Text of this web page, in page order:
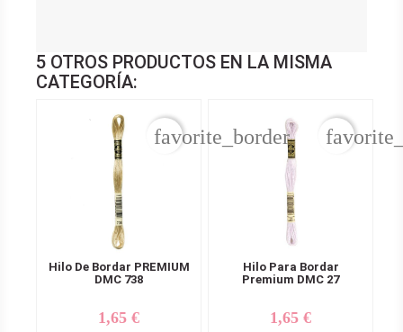
5 OTROS PRODUCTOS EN LA MISMA
CATEGORÍA:
Hilo De Bordar PREMIUM
DMC 738
Precio
1,65 €
favorite_border
Hilo Para Bordar
Premium DMC 27
Precio
1,65 €